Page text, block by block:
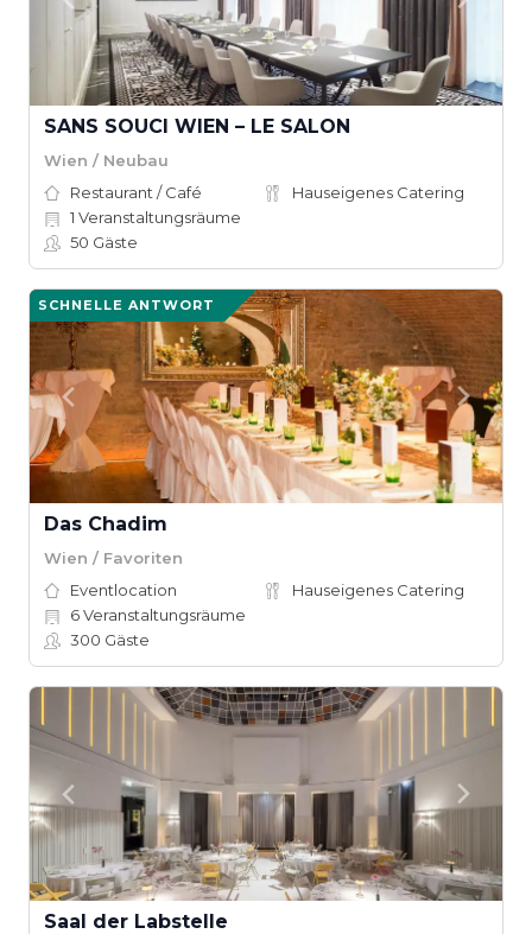
SANS SOUCI WIEN – LE SALON
Wien / Neubau
Restaurant / Café
Hauseigenes Catering
1 Veranstaltungsräume
50 Gäste
SCHNELLE ANTWORT
Das Chadim
Wien / Favoriten
Eventlocation
Hauseigenes Catering
6Veranstaltungsräume
300 Gäste
Saal der Labstelle